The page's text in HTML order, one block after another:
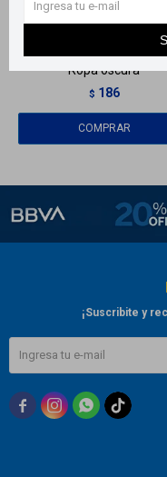
LlegaMAÑANA
Ropa oscura
$ 186
¡Suscribite y
  